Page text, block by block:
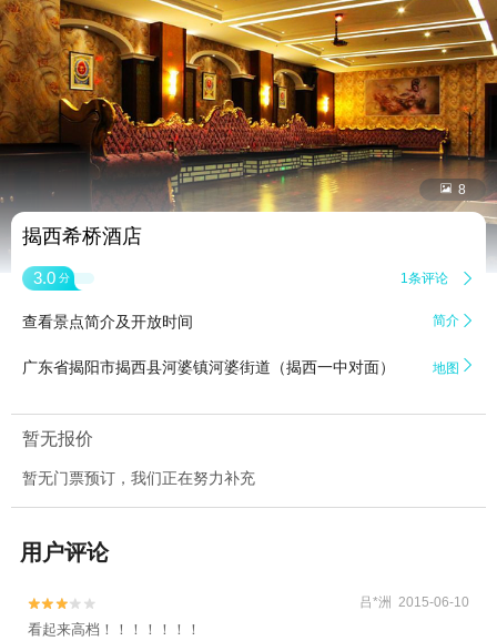
 8
揭西希桥酒店
3.0 分 1条评论 
查看景点简介及开放时间 简介 
广东省揭阳市揭西县河婆镇河婆街道（揭西一中对面） 地图 
暂无报价
暂无门票预订，我们正在努力补充
用户评论

 吕*洲 2015-06-10
看起来高档！！！！！！！
